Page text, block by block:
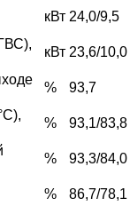
кВт 24,0/9,5
кВт 23,6/10,0
%
93,7
%
93,1/83,8
%
93,3/84,0
%
86,7/78,1